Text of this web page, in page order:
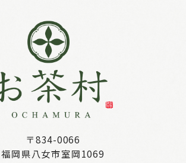
〒834-0066
福岡県八女市室岡1069